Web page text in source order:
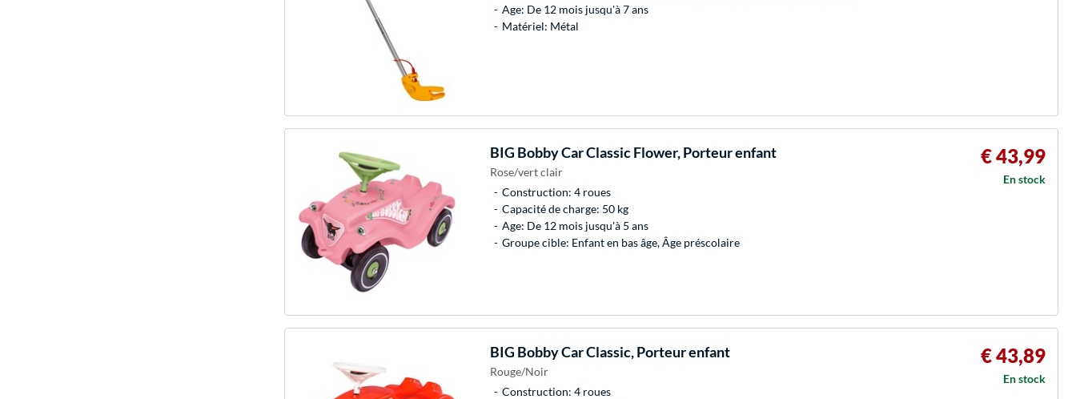
Age: De 12 mois jusqu'à 7 ans
Matériel: Métal
BIG Bobby Car Classic Flower, Porteur enfant
Rose/vert clair
Construction: 4 roues
Capacité de charge: 50 kg
Age: De 12 mois jusqu'à 5 ans
Groupe cible: Enfant en bas âge, Âge préscolaire
€ 43,99
En stock
BIG Bobby Car Classic, Porteur enfant
Rouge/Noir
Construction: 4 roues
€ 43,89
En stock